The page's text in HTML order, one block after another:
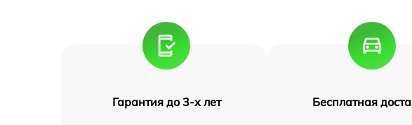
Гарантия до 3-х лет Бесплатная